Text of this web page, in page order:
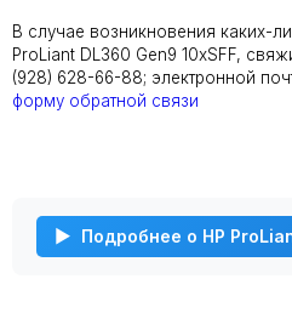
В случае возникновения каких-
ProLiant DL360 Gen9 10xSFF,
(928) 628-66-88; электронной
форму обратной связи
Подробнее о HP